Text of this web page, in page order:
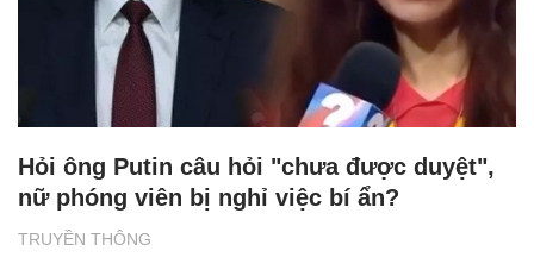
TRUYỀN THÔNG
Hỏi ông Putin câu hỏi "chưa được duyệt",
nữ phóng viên bị nghỉ việc bí ẩn?